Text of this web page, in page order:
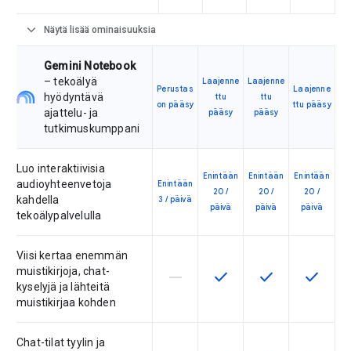
expand_more Näytä lisää ominaisuuksia
Gemini Notebook
– tekoälyä
hyödyntävä
ajattelu- ja
tutkimuskumppani
Perustas
on pääsy
Laajenne
ttu
pääsy
Laajenne
ttu
pääsy
Laajenne
ttu pääsy
Luo interaktiivisia
audioyhteenvetoja
kahdella
tekoälypalvelulla
Enintään
3 / päivä
Enintään
20 /
päivä
Enintään
20 /
päivä
Enintään
20 /
päivä
Viisi kertaa enemmän
muistikirjoja, chat-
kyselyjä ja lähteitä
muistikirjaa kohden
Tuote ei tue tätä ominaisuutta
horizontal_rule Tämä ominaisuus on
check Tämä
check Tämä
check
Chat-tilat tyylin ja